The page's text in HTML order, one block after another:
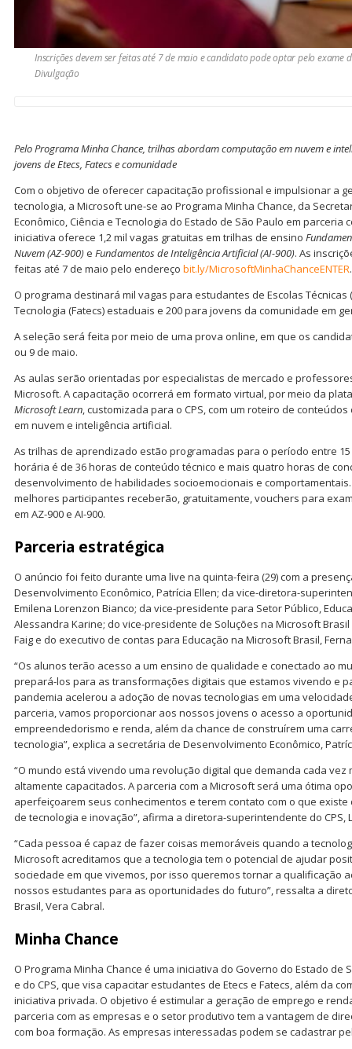
Inscrições devem ser feitas até 7 de maio e candidato pode optar pelo exame
Divulgação
Pelo Programa Minha Chance, trilhas abordam computação em nuvem e
jovens de Etecs, Fatecs e comunidade
Com o objetivo de oferecer capacitação profissional e impulsionar a
tecnologia, a Microsoft une-se ao Programa Minha Chance, da
Econômico, Ciência e Tecnologia do Estado de São Paulo em parceria
iniciativa oferece 1,2 mil vagas gratuitas em trilhas de ensino
Nuvem (AZ-900)e Fundamentos de Inteligência Artificial (AI-900). As
feitas até 7 de maio pelo endereço bit.ly/MicrosoftMinhaChanceENTER.
O programa destinará mil vagas para estudantes de Escolas Técnicas
Tecnologia (Fatecs) estaduais e 200 para jovens da comunidade em
A seleção será feita por meio de uma prova online, em que os
ou 9 de maio.
As aulas serão orientadas por especialistas de mercado e
Microsoft. A capacitação ocorrerá em formato virtual, por meio da
Microsoft Learn, customizada para o CPS, com um roteiro de
em nuvem e inteligência artificial.
As trilhas de aprendizado estão programadas para o período entre 15
horária é de 36 horas de conteúdo técnico e mais quatro horas de
desenvolvimento de habilidades socioemocionais e
melhores participantes receberão, gratuitamente, vouchers para
em AZ-900 e AI-900.
Parceria estratégica
O anúncio foi feito durante uma live na quinta-feira (29) com a
Desenvolvimento Econômico, Patrícia Ellen; da vice-diretora-
Emilena Lorenzon Bianco; da vice-presidente para Setor Público,
Alessandra Karine; do vice-presidente de Soluções na Microsoft
Faig e do executivo de contas para Educação na Microsoft Brasil,
“Os alunos terão acesso a um ensino de qualidade e conectado ao
prepará-los para as transformações digitais que estamos vivendo e
pandemia acelerou a adoção de novas tecnologias em uma
parceria, vamos proporcionar aos nossos jovens o acesso a
empreendedorismo e renda, além da chance de construírem uma
tecnologia”, explica a secretária de Desenvolvimento Econômico,
“O mundo está vivendo uma revolução digital que demanda cada
altamente capacitados. A parceria com a Microsoft será uma ótima
aperfeiçoarem seus conhecimentos e terem contato com o que
de tecnologia e inovação”, afirma a diretora-superintendente do CPS,
“Cada pessoa é capaz de fazer coisas memoráveis quando a
Microsoft acreditamos que a tecnologia tem o potencial de ajudar
sociedade em que vivemos, por isso queremos tornar a qualificação
nossos estudantes para as oportunidades do futuro”, ressalta a
Brasil, Vera Cabral.
Minha Chance
O Programa Minha Chance é uma iniciativa do Governo do Estado de
e do CPS, que visa capacitar estudantes de Etecs e Fatecs, além da
iniciativa privada. O objetivo é estimular a geração de emprego e
parceria com as empresas e o setor produtivo tem a vantagem de
com boa formação. As empresas interessadas podem se cadastrar